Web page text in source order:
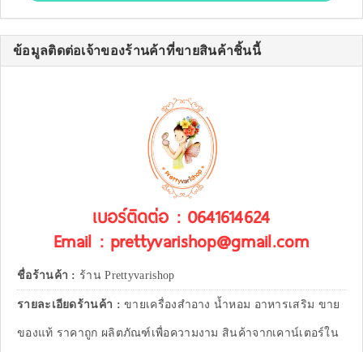
ข้อมูลติดต่อเจ้าของร้านค้าที่ขายสินค้าชิ้นนี้
เบอร์ติดต่อ : 0641614624
Email : prettyvarishop@gmail.com
ชื่อร้านค้า : ร้าน Prettyvarishop
รายละเอียดร้านค้า :ขายเครื่องสำอาง น้ำหอม อาหารเสริม ขาย
ของแท้ ราคาถูก ผลิตภัณฑ์เพื่อความงาม สินค้าจากเคาน์เตอร์ใน